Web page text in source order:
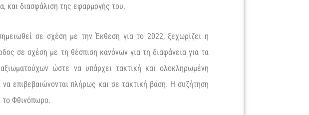
και διασφάλιση της εφαρμογής του.
σε σχέση με την Έκθεση για το 2022, ξεχωρίζει η
σε σχέση με τη θέσπιση κανόνων για τη διαφάνεια για τα
ώστε να υπάρχει τακτική και ολοκληρωμένη
επιβεβαιώνονται πλήρως και σε τακτική βάση. Η συζήτηση
το Φθινόπωρο.